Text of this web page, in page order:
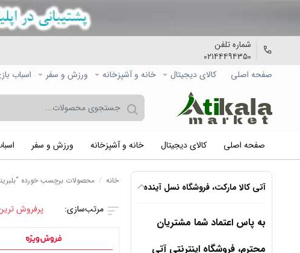
شماره تلفن
۰۲۱۴۴۴۹۴۳۵۰
صفحه اصلی
کالاي دیجیتال خانه و آشپزخانه ورزش و سفر اسباب
صفحه اصلی کالاي دیجیتال خانه و آشپزخانه ورزش و سفر
آتی کالا مارکت، فروشگاه نسل آینده
به پاس اعتماد شما مشتریان
محترم، فروشگاه اینترنتی آتی
خانه / محصولات برچسب خورده
پرفروش